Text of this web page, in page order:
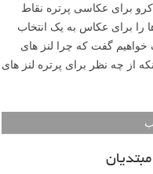
برای عکاسی پرتره نقاط
را برای عکاس به یک انتخاب
گفت که چرا لنز های
از چه نظر برای پرتره لنز های